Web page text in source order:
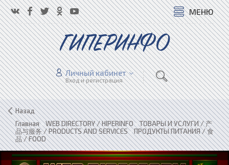
МЕНЮ
ГИПЕРИНФО
Личный кабинет
Вход и регистрация
Назад
Главная»WEB DIRECTORY / HIPERINFO»ТОВАРЫ И УСЛУГИ / 产
品与服务 / PRODUCTS AND SERVICES»ПРОДУКТЫ ПИТАНИЯ / 食
品 / FOOD